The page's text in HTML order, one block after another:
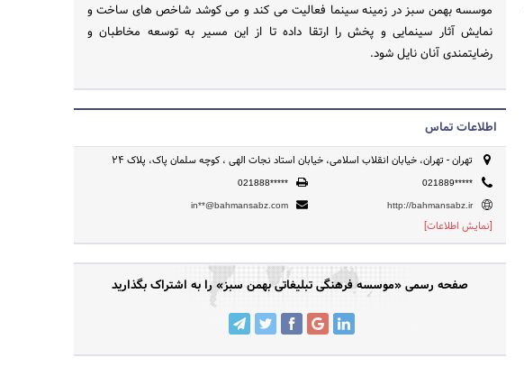
جستجو
موسسه بهمن سبز در زمینه سینما فعالیت می کند و می کوشد شاخص های ساخت و
نمایش آثار سینمایی و پخش را ارتقا داده تا از این مسیر به توسعه مخاطبان و
رضایتمندی آنان نایل شود.
اطلاعات تماس
تهران - تهران، خیابان انقلاب اسلامی، خیابان استاد نجات الهی ، کوچه سلمان پاک، پلاک 24
021889*****
021888*****
http://bahmansabz.ir
in**@bahmansabz.com
[نمایش اطلاعات]
صفحه رسمی «موسسه فرهنگی تبلیغاتی بهمن سبز» را به اشتراک بگذارید